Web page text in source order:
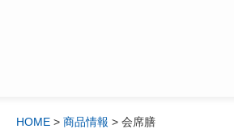
HOME > 商品情報 > 会席膳